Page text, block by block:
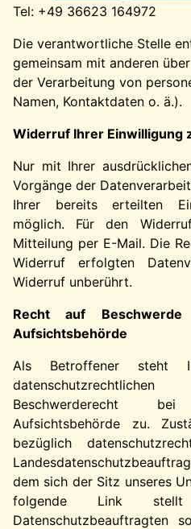
Tel: +49 36623 164972
Die verantwortliche Stelle
gemeinsam mit anderen
der Verarbeitung von
Namen, Kontaktdaten o. ä.).
Widerruf Ihrer Einwilligung
Nur mit Ihrer
Vorgänge der
Ihrer bereits erteilten
möglich. Für den
Mitteilung per E-Mail. Die
Widerruf erfolgten
Widerruf unberührt.
Recht auf
Aufsichtsbehörde
Als Betroffener steht
Beschwerderecht
Aufsichtsbehörde zu.
bezüglich
dem sich der Sitz unseres
folgende Link
Datenschutzbeauftragten